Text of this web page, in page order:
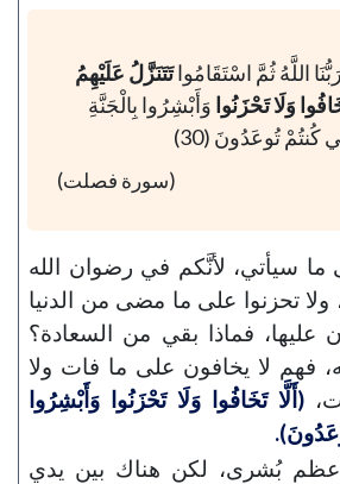
اللَّهُ ثُمَّ اسْتَقَامُواتَتَنَزَّلُ عَلَيْهِمُ
وَلَا تَحْزَنُوا وَأَبْشِرُوا بِالْجَنَّةِ
كُنتُمْ تُوعَدُونَ (30)
(سورة فصلت)
ما سيأتي، لأنَّكم في رضوان الله
تحزنوا على ما مضى من الدنيا
عليها، فماذا بقي من السعادة؟
فهم لا يخافون على ما فات ولا
(أَلَّا تَخَافُوا وَلَا تَحْزَنُوا وَأَبْشِرُوا
بُشرى، لكن هناك بين يدي